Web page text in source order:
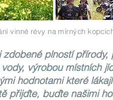
vinné révy na mírných
plností
výrobou místních
hodnotami které
přijďte, buďte našimi